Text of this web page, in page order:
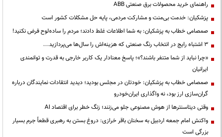
راهنمای خرید محصولات برق صنعتی ABB
پزشکیان: خدمت بی‌منت و مشارکت مردمی، پایه حل مشکلات کشور است
صمصامی خطاب به پزشکیان: به شما اطلاعات غلط دادند؛ مردم را ساده‌لوح فرض نکنید!
3 اشتباه رایج در انتخاب رنگ صنعتی که هزینه‌اش را سال‌ها می‌پردازید...
«چرا نباید از شما متنفر باشند؟»؛ پاسخ معنادار یک کاربر خارجی به قدرت و توانمندی
ایرانیان
صمصامی خطاب به پزشکیان: خودتان در مجلس بودید؛ دیدید انتقادات نمایندگان درباره
گران‌سازی ارز بود، نه واگذاری ایران‌خودرو
وقتی دیتاسنترها از هوش مصنوعی جلو می‌زنند؛ زنگ خطر برای اقتصاد AI
واکنش امام جمعه اردبیل به سخنان باقر خرازی: دروغ بستن به رهبری قطعاً جرم بسیار
بزرگی است